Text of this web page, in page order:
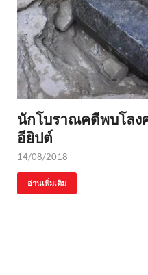
นักโบราณคดีพบโล
อียิปต์
14/08/2018
อ่านเพิ่มเติม